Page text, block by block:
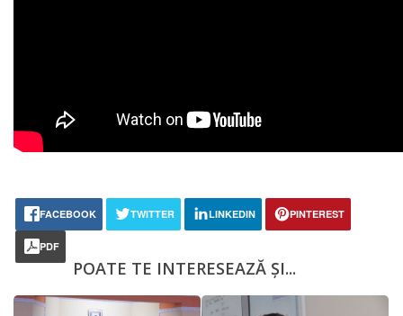
FACEBOOK TWITTER LINKEDIN PINTEREST
PDF
POATE TE INTERESEAZĂ ȘI...